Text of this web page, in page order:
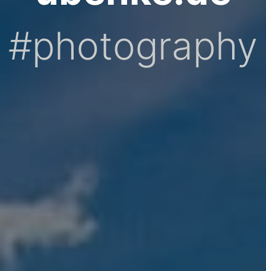
#photography